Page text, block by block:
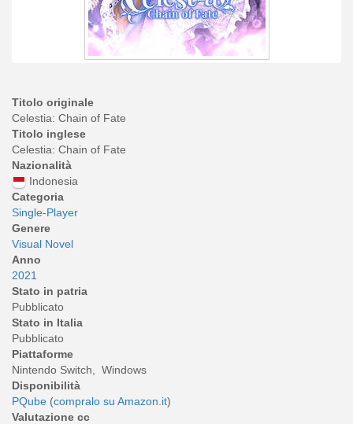
Titolo originale
Celestia: Chain of Fate
Titolo inglese
Celestia: Chain of Fate
Nazionalità
Indonesia
Categoria
Single-Player
Genere
Visual Novel
Anno
2021
Stato in patria
Pubblicato
Stato in Italia
Pubblicato
Piattaforme
Nintendo Switch, Windows
Disponibilità
PQube (compralo su Amazon.it)
Valutazione cc